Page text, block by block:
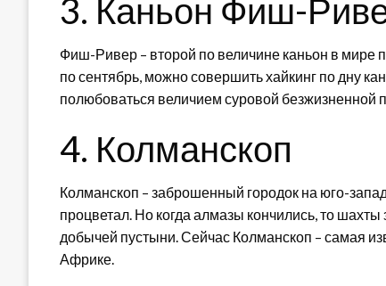
3. Каньон Фиш-
Фиш-Ривер – второй по величине каньон в мире
по сентябрь, можно совершить хайкинг по дну
полюбоваться величием суровой безжизненной
4. Колманскоп
Колманскоп – заброшенный городок на юго-
процветал. Но когда алмазы кончились, то
добычей пустыни. Сейчас Колманскоп – самая
Африке.